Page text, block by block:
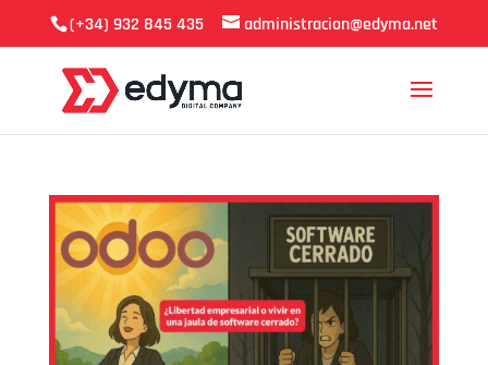
(+34) 932 845 435 administracion@edyma.net